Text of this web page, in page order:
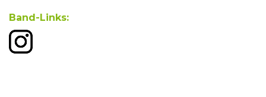
Band-Links: